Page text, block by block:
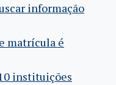
informação
matrícula é
instituições